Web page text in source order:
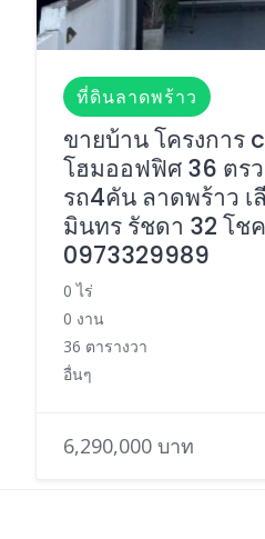
ที่ดินลาดพร้าว
ขายบ้าน โครงการ
โฮมออฟฟิศ 36 ตร
รถ4คัน ลาดพร้าว เ
มินทร รัชดา 32 โช
0973329989
0 ไร่
0 งาน
36 ตารางวา
อื่นๆ
6,290,000 บาท